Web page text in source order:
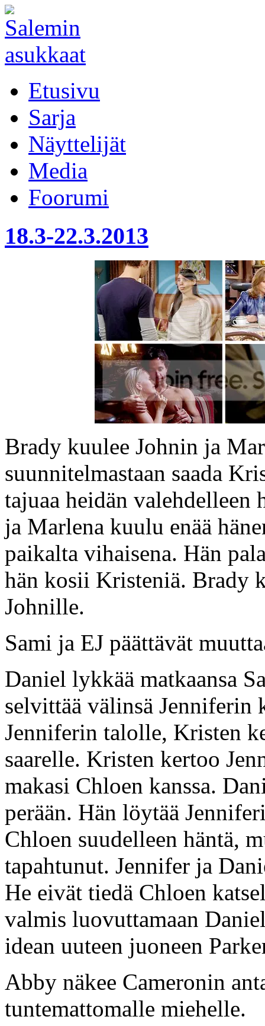
Etusivu
Sarja
Näyttelijät
Media
Foorumi
18.3-22.3.2013
Brady kuulee Johnin ja
suunnitelmastaan saada
tajuaa heidän valehdelleen
ja Marlena kuulu enää
paikalta vihaisena. Hän
hän kosii Kristeniä. Brady
Johnille.
Sami ja EJ päättävät
Daniel lykkää matkaansa
selvittää välinsä Jenniferin
Jenniferin talolle, Kristen
saarelle. Kristen kertoo
makasi Chloen kanssa.
perään. Hän löytää
Chloen suudelleen häntä,
tapahtunut. Jennifer ja
He eivät tiedä Chloen
valmis luovuttamaan
idean uuteen juoneen
Abby näkee Cameronin
tuntemattomalle miehelle.